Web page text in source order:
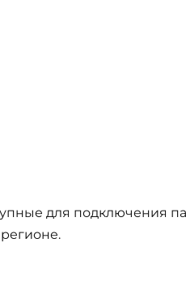
для подключения